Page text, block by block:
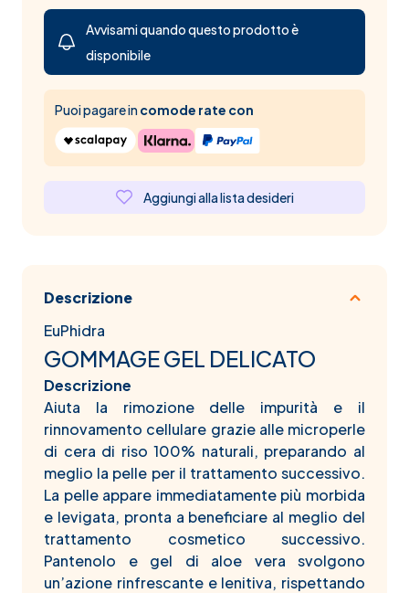
Avvisami quando questo prodotto è
disponibile
Puoi pagare incomode rate con
Aggiungi alla lista desideri
Descrizione
EuPhidra
GOMMAGE GEL DELICATO
Descrizione
Aiuta la rimozione delle impurità e il
rinnovamento cellulare grazie alle microperle
di cera di riso 100% naturali, preparando al
meglio la pelle per il trattamento successivo.
La pelle appare immediatamente più morbida
e levigata, pronta a beneficiare al meglio del
trattamento cosmetico successivo.
Pantenolo e gel di aloe vera svolgono
un’azione rinfrescante e lenitiva, rispettando